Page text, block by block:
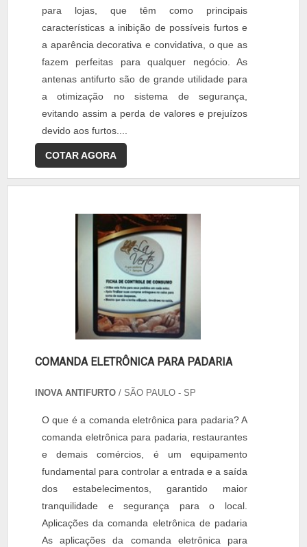
para lojas, que têm como principais
características a inibição de possíveis furtos e
a aparência decorativa e convidativa, o que as
fazem perfeitas para qualquer negócio. As
antenas antifurto são de grande utilidade para
a otimização no sistema de segurança,
evitando assim a perda de valores e prejuízos
devido aos furtos....
COTAR AGORA
COMANDA ELETRÔNICA PARA PADARIA
INOVA ANTIFURTO / SÃO PAULO - SP
O que é a comanda eletrônica para padaria? A
comanda eletrônica para padaria, restaurantes
e demais comércios, é um equipamento
fundamental para controlar a entrada e a saída
dos estabelecimentos, garantido maior
tranquilidade e segurança para o local.
Aplicações da comanda eletrônica de padaria
As aplicações da comanda eletrônica para